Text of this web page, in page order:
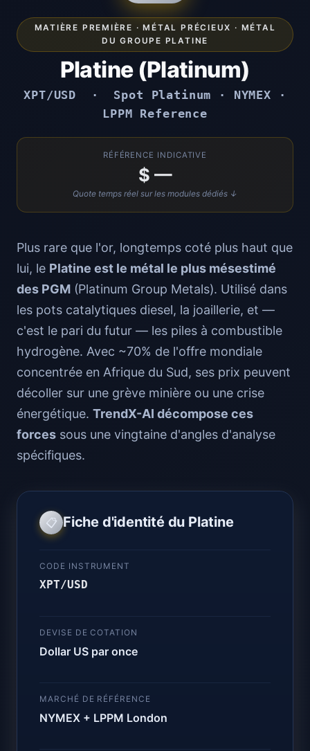
MATIÈRE PREMIÈRE · MÉTAL PRÉCIEUX · MÉTAL
DU GROUPE PLATINE
Platine (Platinum)
XPT/USD · Spot Platinum · NYMEX ·
LPPM Reference
RÉFÉRENCE INDICATIVE
$ —
Quote temps réel sur les modules dédiés ↓
Plus rare que l'or, longtemps coté plus haut que
lui, le Platine est le métal le plus mésestimé
des PGM (Platinum Group Metals). Utilisé dans
les pots catalytiques diesel, la joaillerie, et —
c'est le pari du futur — les piles à combustible
hydrogène. Avec ~70% de l'offre mondiale
concentrée en Afrique du Sud, ses prix peuvent
décoller sur une grève minière ou une crise
énergétique. TrendX-AI décompose ces
forces sous une vingtaine d'angles d'analyse
spécifiques.
📋 Fiche d'identité du Platine
CODE INSTRUMENT
XPT/USD
DEVISE DE COTATION
Dollar US par once
MARCHÉ DE RÉFÉRENCE
NYMEX + LPPM London